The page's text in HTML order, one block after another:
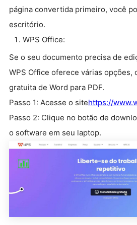
página convertida primeiro, você
escritório.
WPS Office:
Se o seu documento precisa de
WPS Office oferece várias opções,
gratuita de Word para PDF.
Passo 1: Acesse o sitehttps://
Passo 2: Clique no botão de
o software em seu laptop.